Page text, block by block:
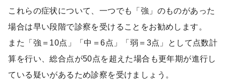
これらの症状について、一つでも「強」のものがあった
場合は早い段階で診察を受けることをお勧めします。
また「強＝10点」「中＝6点」「弱＝3点」として点数計
算を行い、総合点が50点を超えた場合も更年期が進行し
ている疑いがあるため診察を受けましょう。